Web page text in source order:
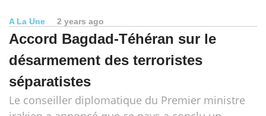
A La Une 2 years ago
Accord Bagdad-Téhéran sur le
désarmement des terroristes
séparatistes
Le conseiller diplomatique du Premier ministre